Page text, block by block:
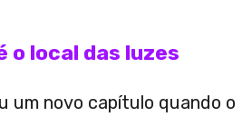
o local das luzes
um novo capítulo quando o